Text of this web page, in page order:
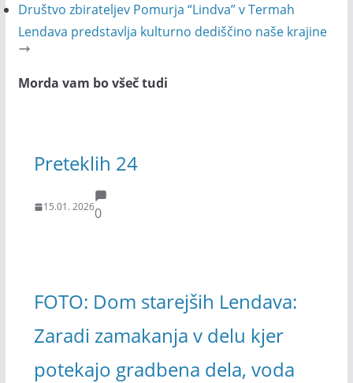
Društvo zbirateljev Pomurja “Lindva” v Termah
Lendava predstavlja kulturno dediščino naše krajine
Morda vam bo všeč tudi
Preteklih 24
15.01. 20260
FOTO: Dom starejših Lendava:
Zaradi zamakanja v delu kjer
potekajo gradbena dela, voda